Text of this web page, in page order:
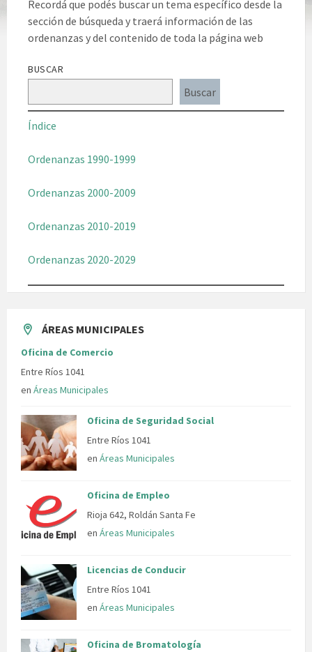
Recordá que podés buscar un tema específico desde la
sección de búsqueda y traerá información de las
ordenanzas y del contenido de toda la página web
BUSCAR
Buscar
Índice
Ordenanzas 1990-1999
Ordenanzas 2000-2009
Ordenanzas 2010-2019
Ordenanzas 2020-2029
ÁREAS MUNICIPALES
Oficina de Comercio
Entre Ríos 1041
en Áreas Municipales
Oficina de Seguridad Social
Entre Ríos 1041
en Áreas Municipales
Oficina de Empleo
Rioja 642, Roldán Santa Fe
en Áreas Municipales
Licencias de Conducir
Entre Ríos 1041
en Áreas Municipales
Oficina de Bromatología